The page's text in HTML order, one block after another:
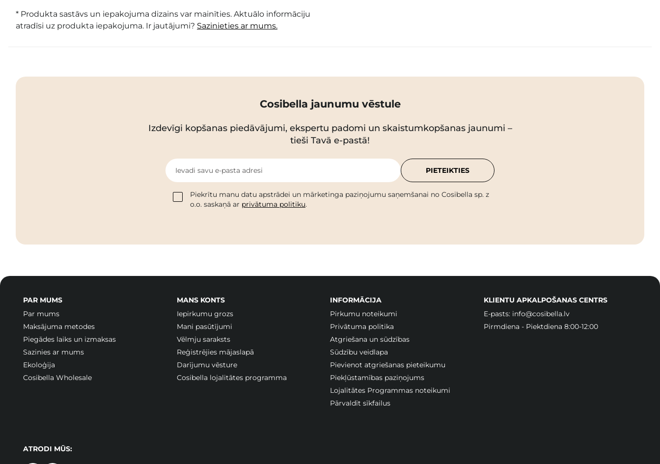
* Produkta sastāvs un iepakojuma dizains var mainīties. Aktuālo informāciju
atradīsi uz produkta iepakojuma. Ir jautājumi? Sazinieties ar mums.
Cosibella jaunumu vēstule
Izdevīgi kopšanas piedāvājumi, ekspertu padomi un skaistumkopšanas jaunumi –
tieši Tavā e-pastā!
Ievadi savu e-pasta adresi
Piekrītu manu datu apstrādei un mārketinga paziņojumu saņemšanai no Cosibella sp. z
o.o. saskaņā ar privātuma politiku.
PIETEIKTIES
PAR MUMS
Par mums
Maksājuma metodes
Piegādes laiks un izmaksas
Sazinies ar mums
Ekoloģija
Cosibella Wholesale
MANS KONTS
Iepirkumu grozs
Mani pasūtījumi
Vēlmju saraksts
Reģistrējies mājaslapā
Darījumu vēsture
Cosibella lojalitātes programma
INFORMĀCIJA
Pirkumu noteikumi
Privātuma politika
Atgriešana un sūdzības
Sūdzību veidlapa
Pievienot atgriešanas pieteikumu
Piekļūstamības paziņojums
Lojalitātes Programmas noteikumi
Pārvaldīt sīkfailus
KLIENTU APKALPOŠANAS CENTRS
E-pasts: info@cosibella.lv
Pirmdiena - Piektdiena 8:00-12:00
ATRODI MŪS: